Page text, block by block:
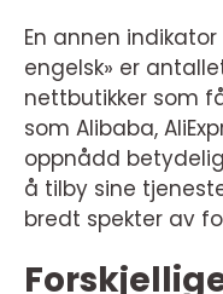
En annen
engelsk» er
nettbutikker som
som Alibaba,
oppnådd
å tilby sine
bredt spekter av